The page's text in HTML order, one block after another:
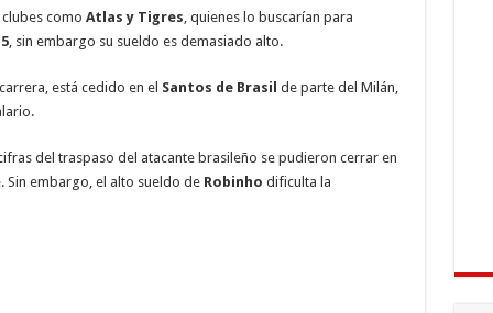
a
m
ar
ti
r
como Atlas y Tigres, quienes lo buscarían para
, sin embargo su sueldo es demasiado alto.
está cedido en el Santos de Brasil de parte del Milán,
del traspaso del atacante brasileño se pudieron cerrar en
embargo, el alto sueldo de Robinho dificulta la